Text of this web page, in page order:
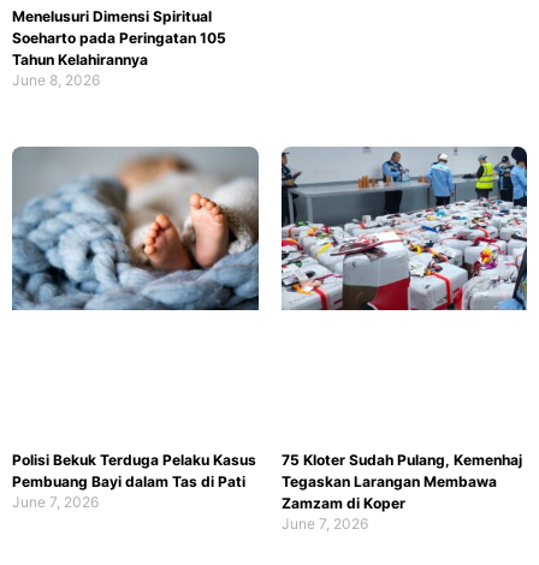
Menelusuri Dimensi Spiritual
Soeharto pada Peringatan 105
Tahun Kelahirannya
June 8, 2026
Polisi Bekuk Terduga Pelaku Kasus
Pembuang Bayi dalam Tas di Pati
June 7, 2026
75 Kloter Sudah Pulang, Kemenhaj
Tegaskan Larangan Membawa
Zamzam di Koper
June 7, 2026